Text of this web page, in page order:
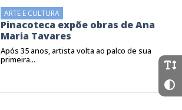
ARTE E CULTURA
Pinacoteca expõe obras de Ana
Maria Tavares
Após 35 anos, artista volta ao palco de sua
primeira...